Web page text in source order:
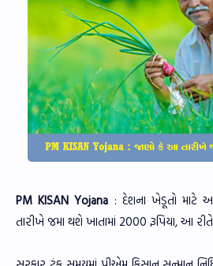
PM KISAN Yojana : દેશના ખેડૂતો માટે
તારીખે જમા થશે ખાતામાં 2000 રૂપિયા, આ